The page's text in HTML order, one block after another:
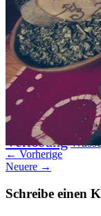
← Vorherige
Neuere →
Schreibe einen
Blogparade
Farben Filter
Gewinner Herbst
Lightroom
Produkttest S-/W
Verlosung